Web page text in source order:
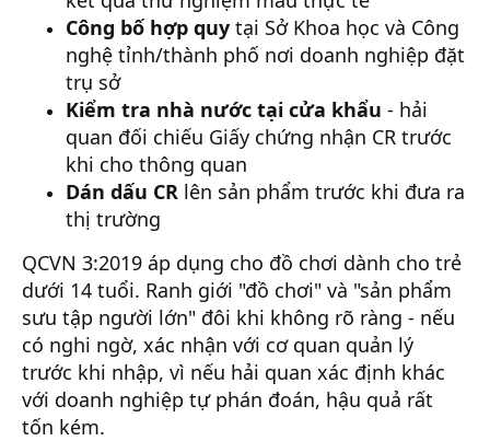
Công bố hợp quy tại Sở Khoa học và Công
nghệ tỉnh/thành phố nơi doanh nghiệp đặt
trụ sở
Kiểm tra nhà nước tại cửa khẩu - hải
quan đối chiếu Giấy chứng nhận CR trước
khi cho thông quan
Dán dấu CR lên sản phẩm trước khi đưa ra
thị trường
QCVN 3:2019 áp dụng cho đồ chơi dành cho trẻ
dưới 14 tuổi. Ranh giới "đồ chơi" và "sản phẩm
sưu tập người lớn" đôi khi không rõ ràng - nếu
có nghi ngờ, xác nhận với cơ quan quản lý
trước khi nhập, vì nếu hải quan xác định khác
với doanh nghiệp tự phán đoán, hậu quả rất
tốn kém.